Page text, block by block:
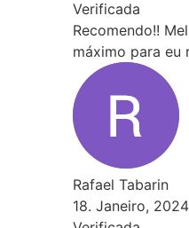
colchão, mesmo